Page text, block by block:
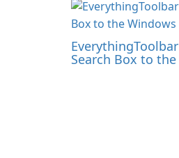
Search Box to